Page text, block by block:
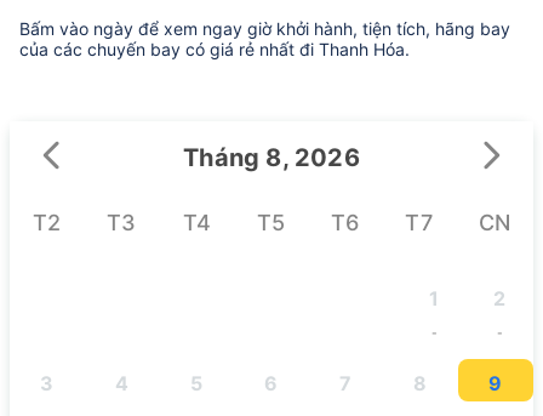
Bấm vào ngày để xem ngay giờ khởi hành, tiện tích, hãng bay
của các chuyến bay có giá rẻ nhất đi Thanh Hóa.
Tháng 8, 2026
T2 T3 T4 T5 T6 T7 CN
1
-
2
-
3 4 5 6 7 8 9